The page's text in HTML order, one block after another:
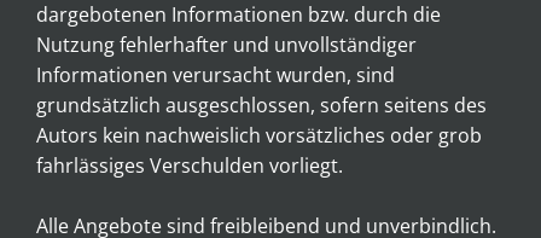
dargebotenen Informationen bzw. durch die
Nutzung fehlerhafter und unvollständiger
Informationen verursacht wurden, sind
grundsätzlich ausgeschlossen, sofern seitens des
Autors kein nachweislich vorsätzliches oder grob
fahrlässiges Verschulden vorliegt.
Alle Angebote sind freibleibend und unverbindlich.